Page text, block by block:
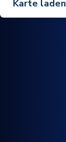
Karte laden